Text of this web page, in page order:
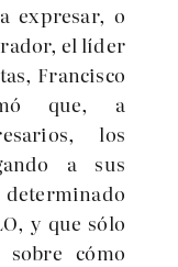
expresar, o
el líder
Francisco
que, a
los
a sus
y que sólo
cómo